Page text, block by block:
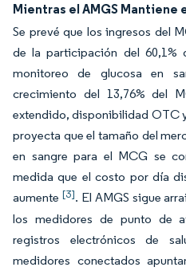
Mientras el AMGS Mantiene
Se prevé que los ingresos del
de la participación del 60,1%
monitoreo de glucosa en
crecimiento del 13,76% del
extendido, disponibilidad OTC
proyecta que el tamaño del
en sangre para el MCG se
medida que el costo por día
aumente [3]. El AMGS sigue
los medidores de punto de
registros electrónicos de
medidores conectados